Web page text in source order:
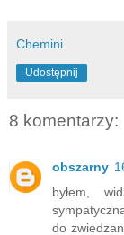
Chemini
Udostępnij
8 komentarzy:
obszarny
byłem,
do